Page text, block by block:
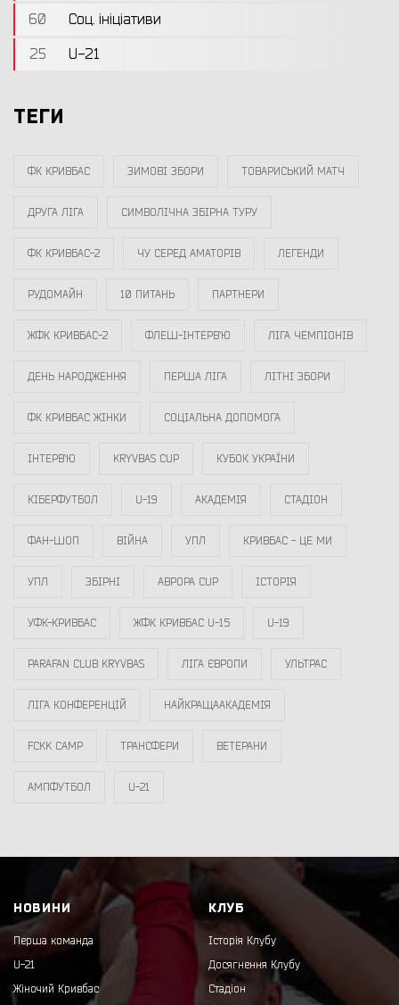
60
Соц. ініціативи
25
U-21
ТЕГИ
ФК КРИВБАС ЗИМОВІ ЗБОРИ ТОВАРИСЬКИЙ МАТЧ
ДРУГА ЛІГА СИМВОЛІЧНА ЗБІРНА ТУРУ
ФК КРИВБАС-2 ЧУ СЕРЕД АМАТОРІВ ЛЕГЕНДИ
РУДОМАЙН 10 ПИТАНЬ ПАРТНЕРИ
ЖФК КРИВБАС-2 ФЛЕШ-ІНТЕРВ`Ю ЛІГА ЧЕМПІОНІВ
ДЕНЬ НАРОДЖЕННЯ ПЕРША ЛІГА ЛІТНІ ЗБОРИ
ФК КРИВБАС ЖІНКИ СОЦІАЛЬНА ДОПОМОГА
ІНТЕРВ`Ю KRYVBAS CUP КУБОК УКРАЇНИ
КІБЕРФУТБОЛ U-19 АКАДЕМІЯ СТАДІОН
ФАН-ШОП ВІЙНА УПЛ КРИВБАС - ЦЕ МИ
УПЛ ЗБІРНІ АВРОРА CUP ІСТОРІЯ
УФК-КРИВБАС ЖФК КРИВБАС U-15 U-19
PARAFAN CLUB KRYVBAS ЛІГА ЄВРОПИ УЛЬТРАС
ЛІГА КОНФЕРЕНЦІЙ НАЙКРАЩААКАДЕМІЯ
FCKK CAMP ТРАНСФЕРИ ВЕТЕРАНИ
АМПФУТБОЛ U-21
НОВИНИ
Перша команда
U-21
Жіночий Кривбас
КЛУБ
Історія Клубу
Досягнення Клубу
Стадіон